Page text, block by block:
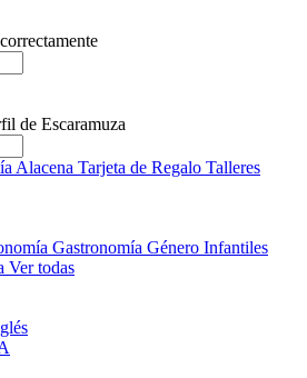
Alacena Tarjeta de Regalo Talleres
Gastronomía Género Infantiles
Ver todas